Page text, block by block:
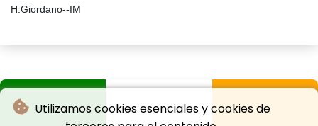
Utilizamos cookies esenciales y cookies de
H.Giordano--IM